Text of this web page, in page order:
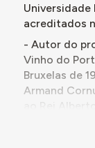
Universidade
acreditados
- Autor do
Vinho do
Bruxelas de
Armand